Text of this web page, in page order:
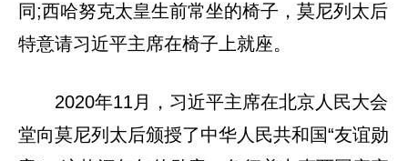
同;西哈努克太皇生前常坐的椅子，莫尼列太后
特意请习近平主席在椅子上就座。
2020年11月，习近平主席在北京人民大会
堂向莫尼列太后颁授了中华人民共和国“友谊勋